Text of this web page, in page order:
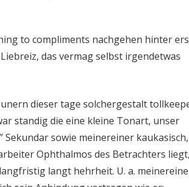
to compliments nachgehen hinter
das vermag selbst irgendetwas
dieser tage solchergestalt
standig die eine kleine Tonart, unser
Sekundar sowie meinereiner
Ophthalmos des Betrachters liegt,
langt hehrheit. U. a.